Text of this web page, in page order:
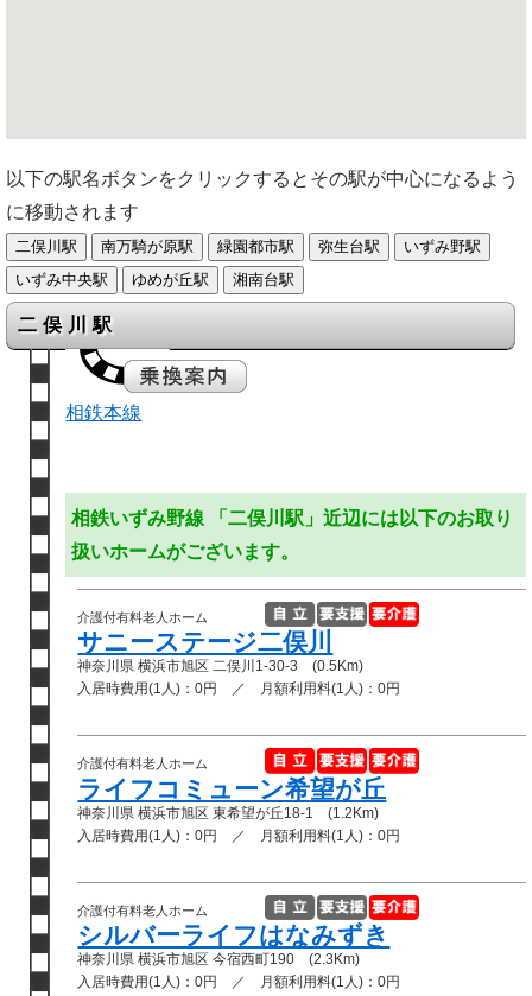
以下の駅名ボタンをクリックするとその駅が中心になるよう
に移動されます
二俣川駅
相鉄本線
相鉄いずみ野線 「二俣川駅」近辺には以下のお取り
扱いホームがございます。
介護付有料老人ホーム
サニーステージ二俣川
神奈川県 横浜市旭区 二俣川1-30-3 (0.5Km)
入居時費用(1人)：0円 ／ 月額利用料(1人)：0円
介護付有料老人ホーム
ライフコミューン希望が丘
神奈川県 横浜市旭区 東希望が丘18-1 (1.2Km)
入居時費用(1人)：0円 ／ 月額利用料(1人)：0円
介護付有料老人ホーム
シルバーライフはなみずき
神奈川県 横浜市旭区 今宿西町190 (2.3Km)
入居時費用(1人)：0円 ／ 月額利用料(1人)：0円